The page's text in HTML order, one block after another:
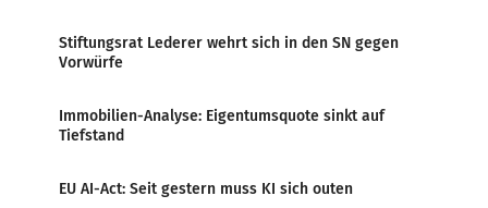
Stiftungsrat Lederer wehrt sich in den SN gegen
Vorwürfe
Immobilien-Analyse: Eigentumsquote sinkt auf
Tiefstand
EU AI-Act: Seit gestern muss KI sich outen